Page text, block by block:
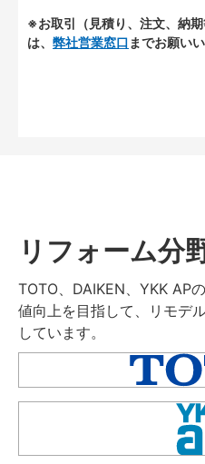
※お取引（見積り、注文、納
は、 弊社営業窓口 までお願い
リフォーム分
TOTO、DAIKEN、YKK AP
値向上を目指して、リモデ
しています。